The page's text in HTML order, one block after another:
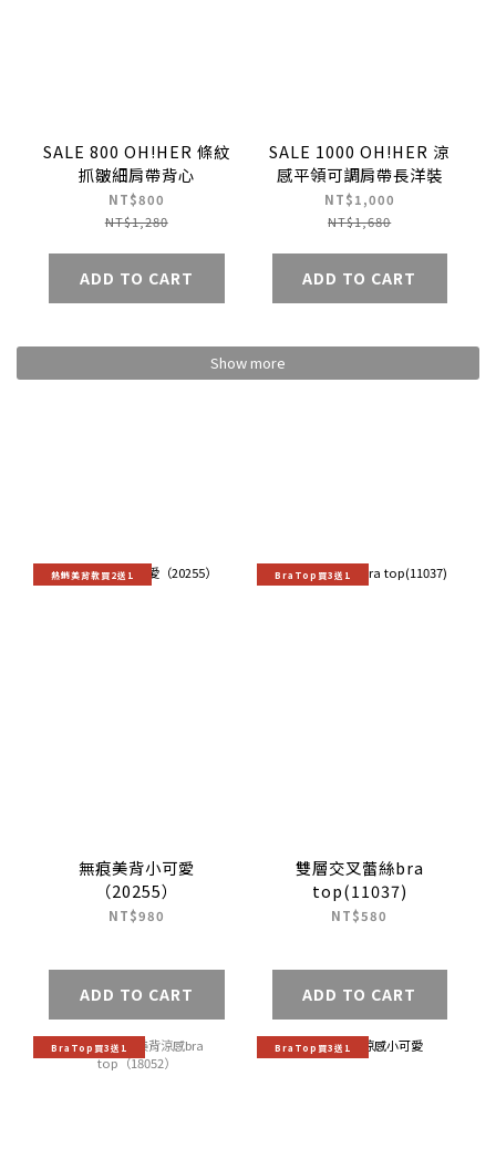
SALE 800 OH!HER 條紋
抓皺細肩帶背心
NT$800
NT$1,280
ADD TO CART
SALE 1000 OH!HER 涼
感平領可調肩帶長洋裝
NT$1,000
NT$1,680
ADD TO CART
Show more
熱銷美背款買2送1
無痕美背小可愛
（20255）
NT$980
ADD TO CART
BraTop買3送1
雙層交叉蕾絲bra
top(11037)
NT$580
ADD TO CART
BraTop買3送1 BraTop買3送1